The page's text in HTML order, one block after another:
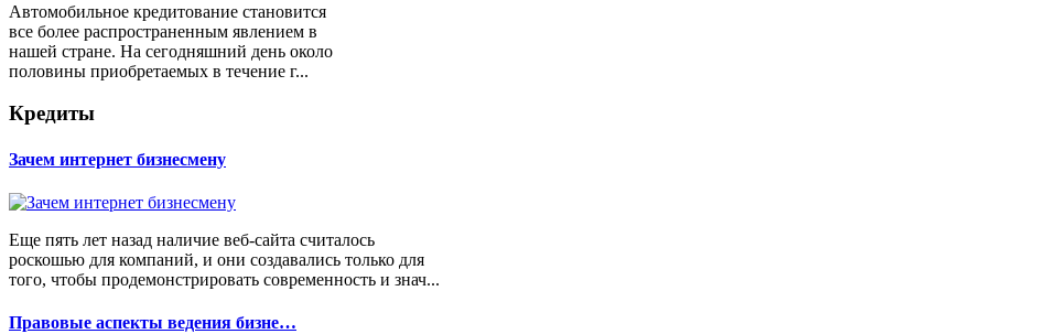
Автомобильное кредитование становится
все более распространенным явлением в
нашей стране. На сегодняшний день около
половины приобретаемых в течение г...
Кредиты
Зачем интернет бизнесмену
Еще пять лет назад наличие веб-сайта считалось
роскошью для компаний, и они создавались только для
того, чтобы продемонстрировать современность и знач...
Правовые аспекты ведения бизне…